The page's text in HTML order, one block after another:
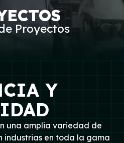
Proyectos
Y
una amplia variedad de
industrias en toda la gama